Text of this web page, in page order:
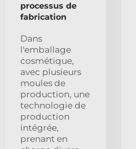
processus de
fabrication
Dans
l'emballage
cosmétique,
avec plusieurs
moules de
production, une
technologie de
production
intégrée,
prenant en